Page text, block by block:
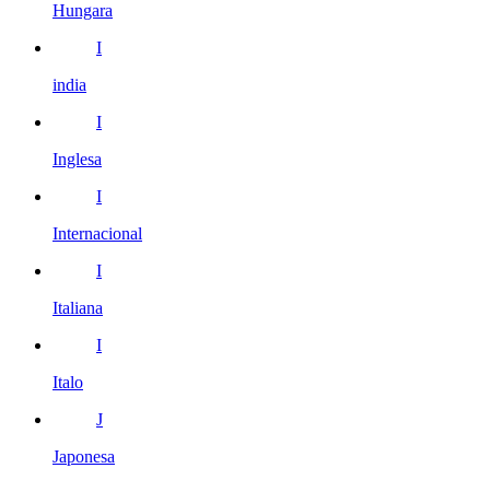
Hungara
I
india
I
Inglesa
I
Internacional
I
Italiana
I
Italo
J
Japonesa